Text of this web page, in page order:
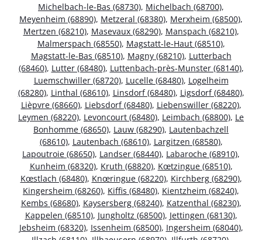
Michelbach-le-Bas (68730), Michelbach (68700),
Meyenheim (68890), Metzeral (68380), Merxheim (68500),
Mertzen (68210), Masevaux (68290), Manspach (68210),
Malmerspach (68550), Magstatt-le-Haut (68510),
Magstatt-le-Bas (68510), Magny (68210), Lutterbach
(68460), Lutter (68480), Luttenbach-près-Munster (68140),
Luemschwiller (68720), Lucelle (68480), Logelheim
(68280), Linthal (68610), Linsdorf (68480), Ligsdorf (68480),
Lièpvre (68660), Liebsdorf (68480), Liebenswiller (68220),
Leymen (68220), Levoncourt (68480), Leimbach (68800), Le
Bonhomme (68650), Lauw (68290), Lautenbachzell
(68610), Lautenbach (68610), Largitzen (68580),
Lapoutroie (68650), Landser (68440), Labaroche (68910),
Kunheim (68320), Kruth (68820), Kœtzingue (68510),
Kœstlach (68480), Knœringue (68220), Kirchberg (68290),
Kingersheim (68260), Kiffis (68480), Kientzheim (68240),
Kembs (68680), Kaysersberg (68240), Katzenthal (68230),
Kappelen (68510), Jungholtz (68500), Jettingen (68130),
Jebsheim (68320), Issenheim (68500), Ingersheim (68040),